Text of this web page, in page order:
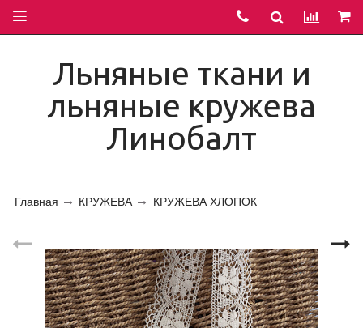
Льняные ткани и
льняные кружева
Линобалт
Главная КРУЖЕВА КРУЖЕВА ХЛОПОК